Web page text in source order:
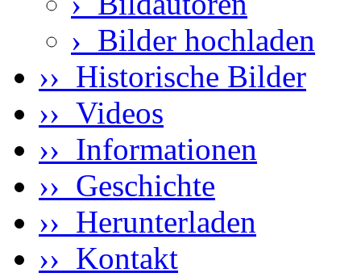
› Bilder hochladen
›› Historische Bilder
›› Videos
›› Informationen
›› Geschichte
›› Herunterladen
›› Kontakt